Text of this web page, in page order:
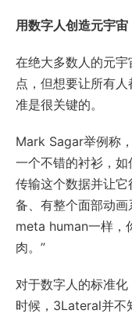
用数字人创造元宇
在绝大多数人的元
点，但想要让所有
准是很关键的。
Mark Sagar举例称
一个不错的衬衫，
传输这个数据并让
备、有整个面部动
meta human一样，
肉。”
对于数字人的标准
时候，3Lateral并不